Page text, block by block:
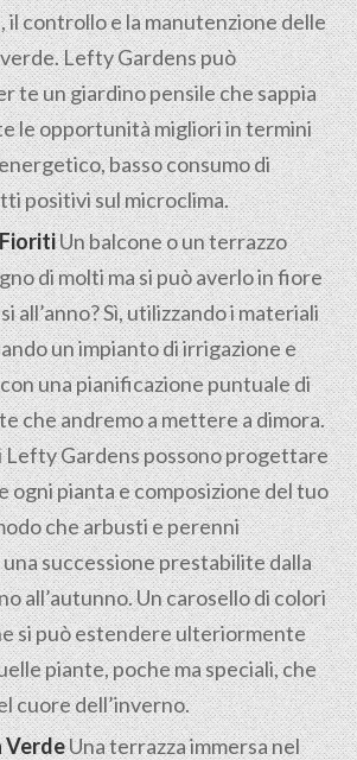
il controllo e la manutenzione delle
Lefty Gardens può
te un giardino pensile che sappia
le opportunità migliori in termini
basso consumo di
positivi sul microclima.
Un balcone o un terrazzo
di molti ma si può averlo in fiore
all’anno? Sì, utilizzando i materiali
un impianto di irrigazione e
una pianificazione puntuale di
che andremo a mettere a dimora.
Lefty Gardens possono progettare
ogni pianta e composizione del tuo
che arbusti e perenni
successione prestabilite dalla
all’autunno. Un carosello di colori
si può estendere ulteriormente
piante, poche ma speciali, che
cuore dell’inverno.
VerdeUna terrazza immersa nel